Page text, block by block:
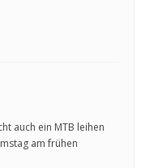
auch ein MTB leihen
am frühen